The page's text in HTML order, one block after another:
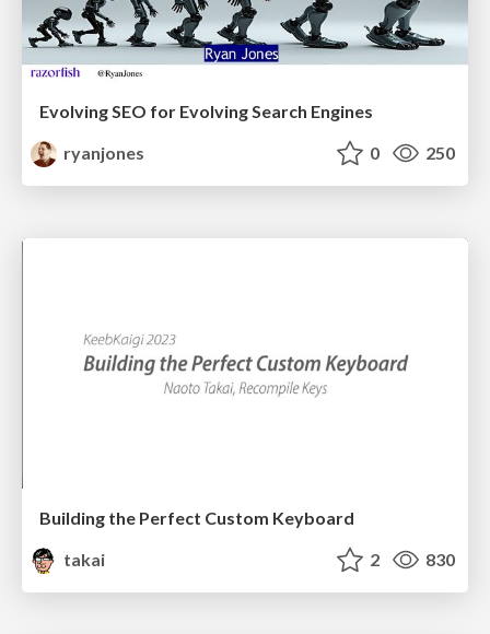
Evolving SEO for Evolving Search Engines
ryanjones
0 250
Building the Perfect Custom Keyboard
takai
2 830